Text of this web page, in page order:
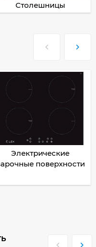
Столешницы
Электрические
поверхности